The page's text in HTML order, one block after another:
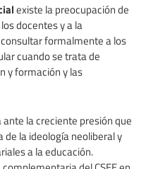
existe la preocupación de
docentes y a la
formalmente a los
cuando se trata de
y formación y las
la creciente presión que
de la ideología neoliberal y
a la educación.